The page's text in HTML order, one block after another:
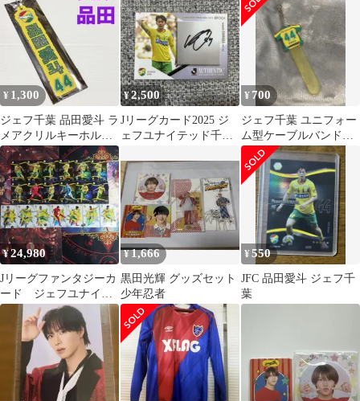
No.44
¥ 1,300
ジェフ千葉 品田愛斗 ラ
メアクリルキーホルダ
ー ジェフ キーホルダー
品田
¥2,500
Jリーグカード2025 ジ
ェフユナイテッド千葉
¥ 700
ジェフ千葉 ユニフォー
ム型ケーブルバンドキ
ーホルダー 品田愛斗
¥24,980
Jリーグファンタジーカ
ード ジェフユナイテ
ッド市原・千葉 ★4,5
カードまとめ
¥1,666
黒田光輝 グッズセット
少年忍者
¥550
JFC 品田愛斗 ジェフ千
葉